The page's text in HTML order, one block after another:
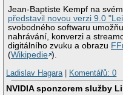
Jean-Baptiste Kempf na
představil novou verzi 9.0
svobodného softwaru
nahrávání, konverzi a
digitálního zvuku a obrazu
(Wikipedie ).
Ladislav Hagara | Komentářů: 0
NVIDIA sponzorem služby